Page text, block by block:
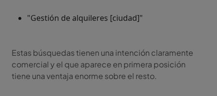
"Gestión de alquileres [ciudad]"
Estas búsquedas tienen una intención claramente
comercial y el que aparece en primera posición
tiene una ventaja enorme sobre el resto.